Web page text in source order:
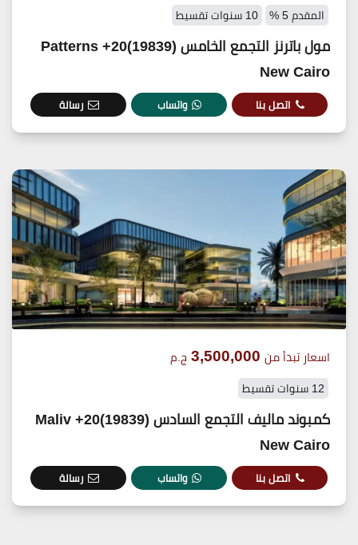
المقدم 5 % 10 سنوات تقسيط
مول باترنز التجمع الخامس (19839)20+ Patterns
New Cairo
اتصل بنا واتساب رسالة
اسعار تبدأ من 3,500,000 ج.م
12 سنوات تقسيط
كمبوند ماليف التجمع السادس (19839)20+ Maliv
New Cairo
اتصل بنا واتساب رسالة